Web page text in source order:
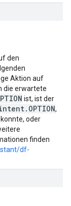
den
Aktion auf
die erwartete
ist, ist der
,
oder
finden
df-